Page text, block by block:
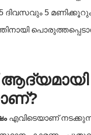
5 മണിക്കൂറും
ആദ്യമായി
?
എവിടെയാണ്